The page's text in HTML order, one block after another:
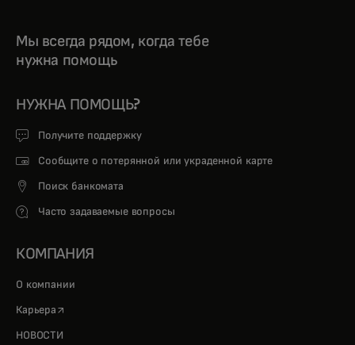
Мы всегда рядом, когда тебе
нужна помощь
НУЖНА ПОМОЩЬ?
Получите поддержку
Сообщите о потерянной или украденной карте
Поиск банкомата
Часто задаваемые вопросы
КОМПАНИЯ
О компании
Карьера opens in a new tab
НОВОСТИ